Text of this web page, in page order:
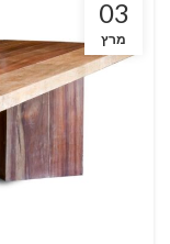
03
מרץ